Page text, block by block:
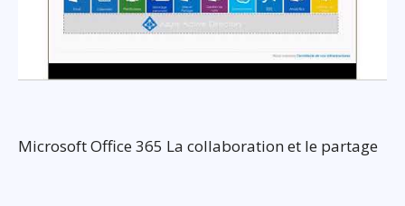
Microsoft Office 365 La collaboration et le partage